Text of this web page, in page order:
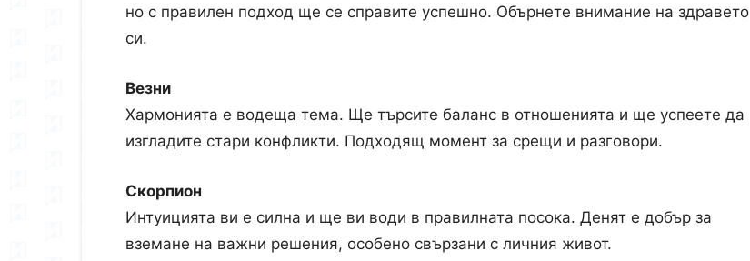
но с правилен подход ще се справите успешно. Обърнете внимание на здравето
си.
Везни
Хармонията е водеща тема. Ще търсите баланс в отношенията и ще успеете да
изгладите стари конфликти. Подходящ момент за срещи и разговори.
Скорпион
Интуицията ви е силна и ще ви води в правилната посока. Денят е добър за
вземане на важни решения, особено свързани с личния живот.